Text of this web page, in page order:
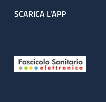
SCARICA L'APP